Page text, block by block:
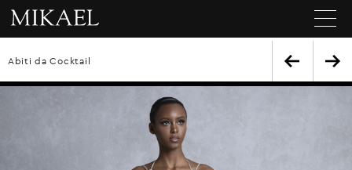
Abiti da Cocktail